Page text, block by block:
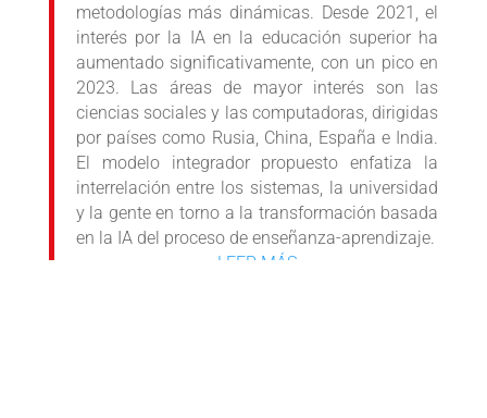
metodologías más dinámicas. Desde 2021, el
interés por la IA en la educación superior ha
aumentado significativamente, con un pico en
2023. Las áreas de mayor interés son las
ciencias sociales y las computadoras, dirigidas
por países como Rusia, China, España e India.
El modelo integrador propuesto enfatiza la
interrelación entre los sistemas, la universidad
y la gente en torno a la transformación basada
en la IA del proceso de enseñanza-aprendizaje.
LEER MÁS